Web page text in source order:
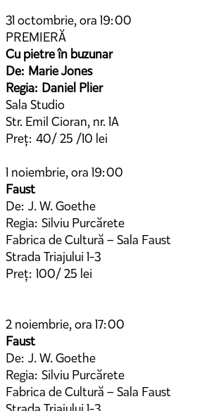
31 octombrie, ora 19:00
PREMIERĂ
Cu pietre în buzunar
De: Marie Jones
Regia: Daniel Plier
Sala Studio
Str. Emil Cioran, nr. 1A
Preț: 40/ 25 /10 lei
1 noiembrie, ora 19:00
Faust
De: J. W. Goethe
Regia: Silviu Purcărete
Fabrica de Cultură – Sala Faust
Strada Triajului 1-3
Preț: 100/ 25 lei
2 noiembrie, ora 17:00
Faust
De: J. W. Goethe
Regia: Silviu Purcărete
Fabrica de Cultură – Sala Faust